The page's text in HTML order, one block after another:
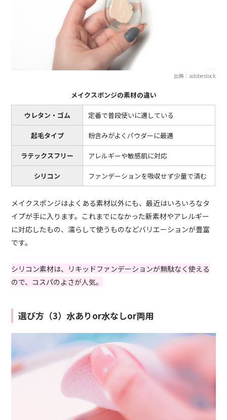
出典：adobestock
メイクスポンジの素材の違い
ウレタン・ゴム 定番で普段使いに適している
起毛タイプ 粉含みがよくパウダーに最適
ラテックスフリー アレルギーや敏感肌に対応
シリコン ファンデーションを吸収せず少量で済む
メイクスポンジはよくある素材以外にも、最近はいろいろなタ
イプが手に入ります。これまでになかった新素材やアレルギー
に対応したもの、濡らして使うものなどバリエーションが豊富
です。
シリコン素材は、リキッドファンデーションが無駄なく使える
ので、コスパのよさが人気。
選び方（3）水ありor水なしor両用